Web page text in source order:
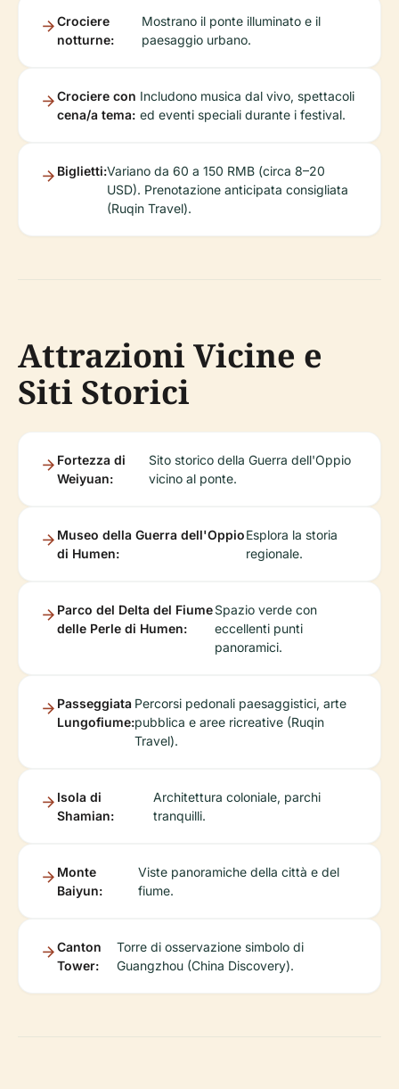
Crociere
notturne:
Mostrano il ponte illuminato e il
paesaggio urbano.
Crociere con
cena/a tema:
Includono musica dal vivo, spettacoli
ed eventi speciali durante i festival.
Biglietti:Variano da 60 a 150 RMB (circa 8–20
USD). Prenotazione anticipata consigliata
(Ruqin Travel).
Attrazioni Vicine e
Siti Storici
Fortezza di
Weiyuan:
Sito storico della Guerra dell'Oppio
vicino al ponte.
Museo della Guerra dell'Oppio
di Humen:
Esplora la storia
regionale.
Parco del Delta del Fiume
delle Perle di Humen:
Spazio verde con
eccellenti punti
panoramici.
Passeggiata
Lungofiume:
Percorsi pedonali paesaggistici, arte
pubblica e aree ricreative (Ruqin
Travel).
Isola di
Shamian:
Architettura coloniale, parchi
tranquilli.
Monte
Baiyun:
Viste panoramiche della città e del
fiume.
Canton
Tower:
Torre di osservazione simbolo di
Guangzhou (China Discovery).